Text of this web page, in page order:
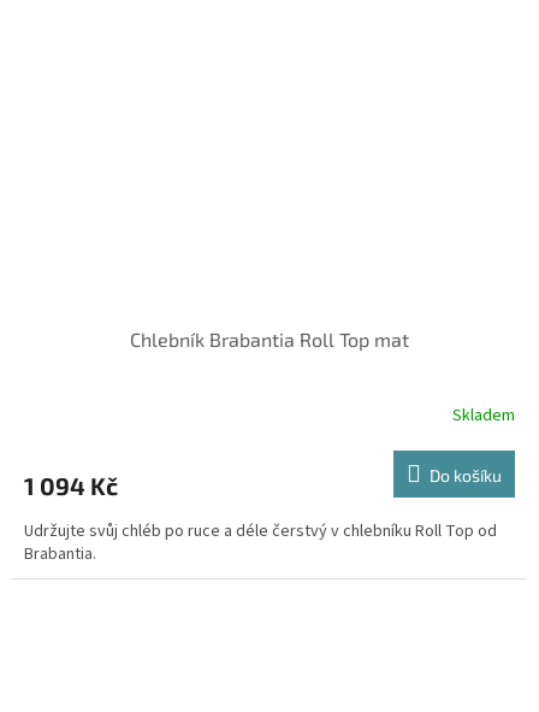
Chlebník Brabantia Roll Top mat
Skladem
1 094 Kč Do košíku
Udržujte svůj chléb po ruce a déle čerstvý v chlebníku Roll Top od
Brabantia.